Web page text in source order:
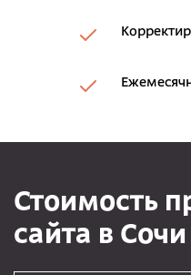
Стоимость
сайта в Сочи